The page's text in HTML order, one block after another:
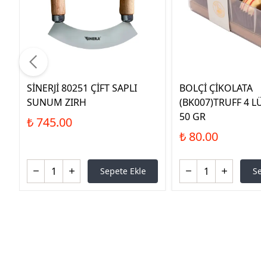
SİNERJİ 80251 ÇİFT SAPLI
SUNUM ZIRH
₺ 745.00
Sepete Ekle
BOLÇİ ÇİKOLATA
(BK007)TRUFF 4
50 GR
₺ 80.00